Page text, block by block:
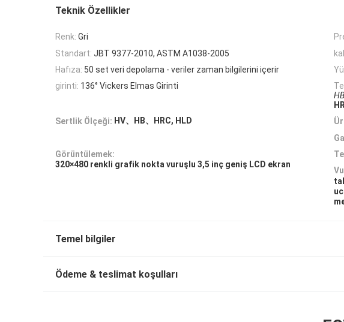
Teknik Özellikler
Renk: Gri
Standart: JBT 9377-2010, ASTM A1038-2005
Hafıza: 50 set veri depolama - veriler zaman bilgilerini içerir
girinti: 136° Vickers Elmas Girinti
Sertlik Ölçeği: HV、HB、HRC, HLD
Görüntülemek:
320×480 renkli grafik nokta vuruşlu 3,5 inç geniş LCD ekran
Temel bilgiler
Ödeme & teslimat koşulları